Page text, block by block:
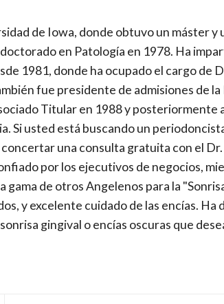
de Iowa, donde obtuvo un máster
en Patología en 1978. Ha
1981, donde ha ocupado el cargo de
fue presidente de admisiones de la
Titular en 1988 y posteriormente
Si usted está buscando un
una consulta gratuita con el
por los ejecutivos de negocios,
de otros Angelenos para la
y excelente cuidado de las encías. Ha
gingival o encías oscuras que